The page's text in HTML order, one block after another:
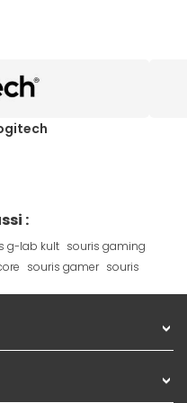
:
g-lab kult souris gaming
souris gamer souris